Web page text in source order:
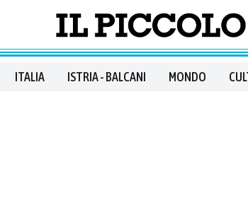
ITALIA ISTRIA - BALCANI MONDO